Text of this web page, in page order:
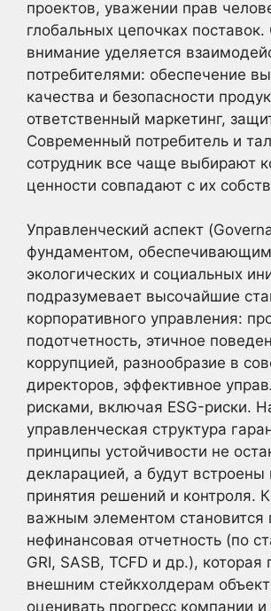
проектов, уважении прав
глобальных цепочках поставок.
внимание уделяется
потребителями: обеспечение
качества и безопасности
ответственный маркетинг,
Современный потребитель и
сотрудник все чаще выбирают
ценности совпадают с их
Управленческий аспект
фундаментом,
экологических и социальных
подразумевает высочайшие
корпоративного управления:
подотчетность, этичное
коррупцией, разнообразие в
директоров, эффективное
рисками, включая ESG-риски.
управленческая структура
принципы устойчивости не
декларацией, а будут встроены
принятия решений и контроля.
важным элементом становится
нефинансовая отчетность (по
GRI, SASB, TCFD и др.), которая
внешним стейкхолдерам
оценивать прогресс компании